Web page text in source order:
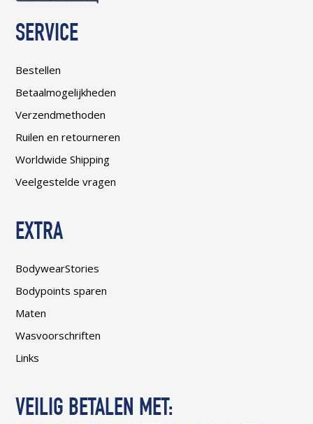
SERVICE
Bestellen
Betaalmogelijkheden
Verzendmethoden
Ruilen en retourneren
Worldwide Shipping
Veelgestelde vragen
EXTRA
BodywearStories
Bodypoints sparen
Maten
Wasvoorschriften
Links
VEILIG BETALEN MET: